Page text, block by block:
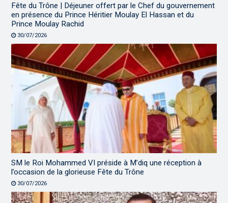
Fête du Trône | Déjeuner offert par le Chef du gouvernement
en présence du Prince Héritier Moulay El Hassan et du
Prince Moulay Rachid
30/07/2026
SM le Roi Mohammed VI préside à M’diq une réception à
l’occasion de la glorieuse Fête du Trône
30/07/2026